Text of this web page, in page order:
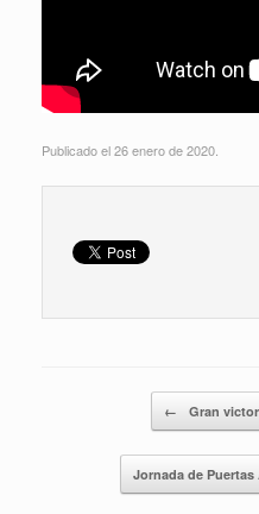
Publicado el 26 enero de 2020.
← Gran
Jornada de